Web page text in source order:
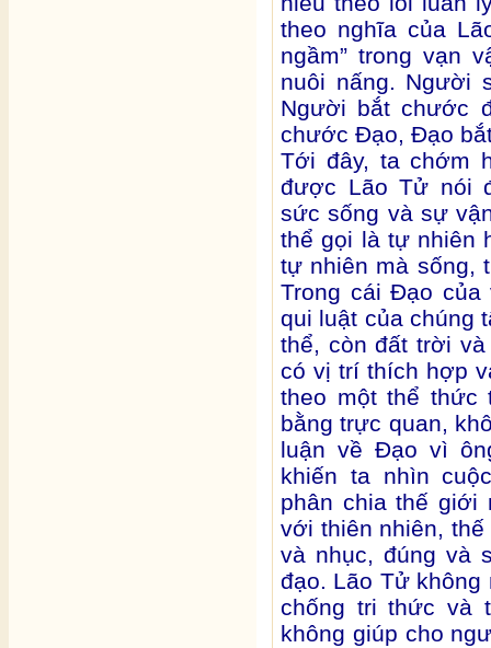
theo nghĩa của
ngầm” trong vạn
nuôi nấng. Người
Người bắt chước
chước Đạo, Đạo
Tới đây, ta chớm
được Lão Tử nói
sức sống và sự
thể gọi là tự nhiên
tự nhiên mà sống,
Trong cái Đạo của
qui luật của chúng
thể, còn đất trời
có vị trí thích hợp
theo một thể
bằng trực quan,
luận về Đạo vì
khiến ta nhìn
phân chia thế giới
với thiên nhiên,
và nhục, đúng và
đạo. Lão Tử không
chống tri thức và
không giúp cho